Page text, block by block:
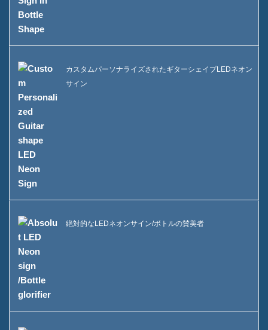
カスタムパーソナライズされたギターシェイプLEDネオン
サイン
絶対的なLEDネオンサイン/ボトルの賛美者